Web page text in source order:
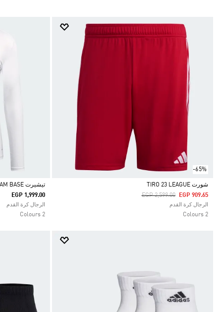
-65%
Selected
شورت TIRO 23 LEAGUE
Price Reduced From
EGP 2,599.00ToEGP 909.65
الرجال كرة القدم
2 Colours
Selected
تيشيرت TEAM BASE
EGP 1,999.00
الرجال كرة القدم
2 Colours